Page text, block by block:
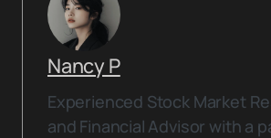
Nancy P
Experienced Stock Market
and Financial Advisor with a